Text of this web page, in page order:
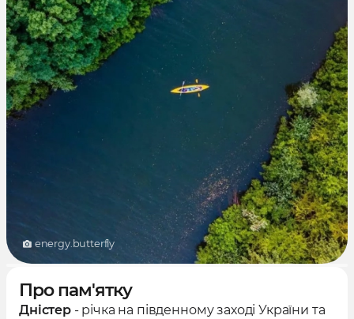
energy.butterfly
Про пам'ятку
Дністер - річка на південному заході України та